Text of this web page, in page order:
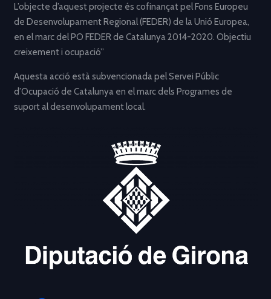
L’objecte d’aquest projecte és cofinançat pel Fons Europeu
de Desenvolupament Regional (FEDER) de la Unió Europea,
en el marc del PO FEDER de Catalunya 2014-2020. Objectiu
creixement i ocupació”
Aquesta acció està subvencionada pel Servei Públic
d’Ocupació de Catalunya en el marc dels Programes de
suport al desenvolupament local.